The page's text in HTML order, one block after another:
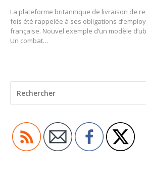
La plateforme britannique de livraison de
fois été rappelée à ses obligations
française. Nouvel exemple d’un modèle
Un combat…
POUR
: